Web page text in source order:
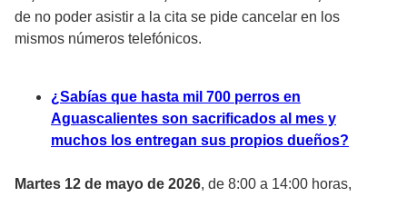
de no poder asistir a la cita se pide cancelar en los
mismos números telefónicos.
¿Sabías que hasta mil 700 perros en
Aguascalientes son sacrificados al mes y
muchos los entregan sus propios dueños?
Martes 12 de mayo de 2026, de 8:00 a 14:00 horas,